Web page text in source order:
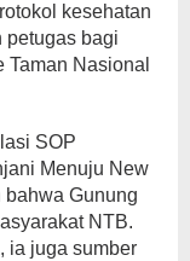
kesehatan
petugas bagi
Nasional
SOP
Menuju New
bahwa Gunung
NTB.
ia juga sumber